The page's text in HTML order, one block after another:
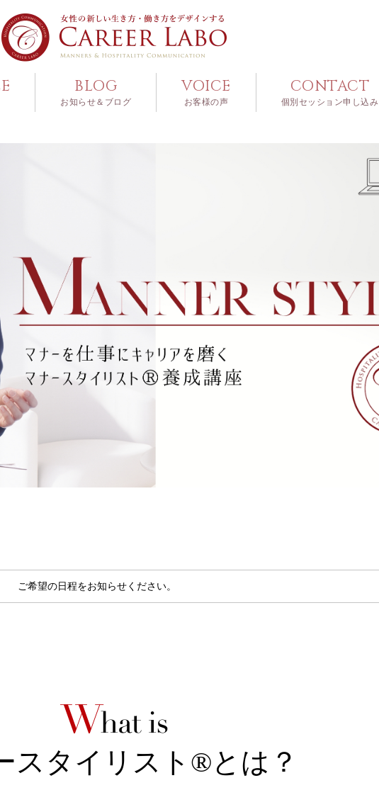
BLOG
お知らせ＆ブログ
VOICE
お客様の声
CONTACT
個別セッション申し込み
ご希望の日程をお知らせください。
スタイリスト®とは？